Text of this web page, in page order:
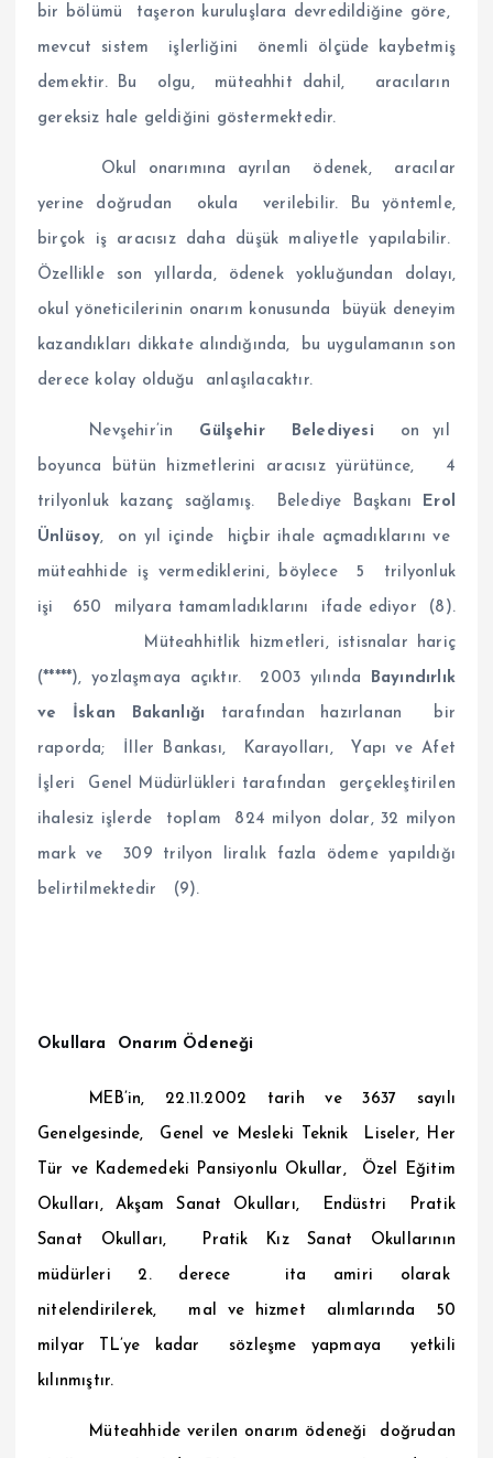
bir bölümü taşeron kuruluşlara devredildiğine göre,
mevcut sistem işlerliğini önemli ölçüde kaybetmiş
demektir. Bu olgu, müteahhit dahil, aracıların
gereksiz hale geldiğini göstermektedir.
Okul onarımına ayrılan ödenek, aracılar
yerine doğrudan okula verilebilir. Bu yöntemle,
birçok iş aracısız daha düşük maliyetle yapılabilir.
Özellikle son yıllarda, ödenek yokluğundan dolayı,
okul yöneticilerinin onarım konusunda büyük deneyim
kazandıkları dikkate alındığında, bu uygulamanın son
derece kolay olduğu anlaşılacaktır.
Nevşehir’in Gülşehir Belediyesi on yıl
boyunca bütün hizmetlerini aracısız yürütünce, 4
trilyonluk kazanç sağlamış. Belediye Başkanı Erol
Ünlüsoy, on yıl içinde hiçbir ihale açmadıklarını ve
müteahhide iş vermediklerini, böylece 5 trilyonluk
işi 650 milyara tamamladıklarını ifade ediyor (8).
Müteahhitlik hizmetleri, istisnalar hariç
(*****), yozlaşmaya açıktır. 2003 yılında Bayındırlık
ve İskan Bakanlığı tarafından hazırlanan bir
raporda; İller Bankası, Karayolları, Yapı ve Afet
İşleri Genel Müdürlükleri tarafından gerçekleştirilen
ihalesiz işlerde toplam 824 milyon dolar, 32 milyon
mark ve 309 trilyon liralık fazla ödeme yapıldığı
belirtilmektedir (9).
Okullara Onarım Ödeneği
MEB’in, 22.11.2002 tarih ve 3637 sayılı
Genelgesinde, Genel ve Mesleki Teknik Liseler, Her
Tür ve Kademedeki Pansiyonlu Okullar, Özel Eğitim
Okulları, Akşam Sanat Okulları, Endüstri Pratik
Sanat Okulları, Pratik Kız Sanat Okullarının
müdürleri 2. derece ita amiri olarak
nitelendirilerek, mal ve hizmet alımlarında 50
milyar TL’ye kadar sözleşme yapmaya yetkili
kılınmıştır.
Müteahhide verilen onarım ödeneği doğrudan